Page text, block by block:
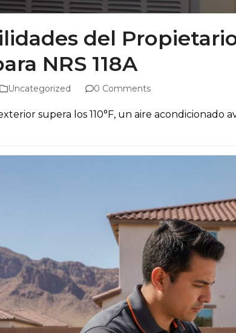
del
NRS 118A
Uncategorized 0 Comments
supera los 110°F, un aire acondicionado